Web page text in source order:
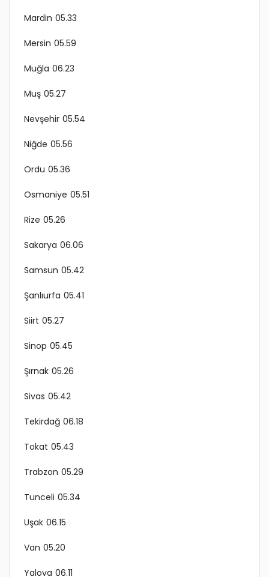
Mardin 05.33
Mersin 05.59
Muğla 06.23
Muş 05.27
Nevşehir 05.54
Niğde 05.56
Ordu 05.36
Osmaniye 05.51
Rize 05.26
Sakarya 06.06
Samsun 05.42
Şanlıurfa 05.41
Siirt 05.27
Sinop 05.45
Şırnak 05.26
Sivas 05.42
Tekirdağ 06.18
Tokat 05.43
Trabzon 05.29
Tunceli 05.34
Uşak 06.15
Van 05.20
Yalova 06.11